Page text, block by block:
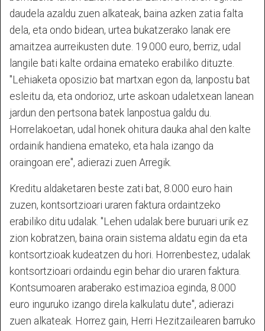
daudela azaldu zuen alkateak, baina azken zatia falta
dela, eta ondo bidean, urtea bukatzerako lanak ere
amaitzea aurreikusten dute. 19.000 euro, berriz, udal
langile bati kalte ordaina emateko erabiliko dituzte.
"Lehiaketa oposizio bat martxan egon da, lanpostu bat
esleitu da, eta ondorioz, urte askoan udaletxean lanean
jardun den pertsona batek lanpostua galdu du.
Horrelakoetan, udal honek ohitura dauka ahal den kalte
ordainik handiena emateko, eta hala izango da
oraingoan ere", adierazi zuen Arregik.
Kreditu aldaketaren beste zati bat, 8.000 euro hain
zuzen, kontsortzioari uraren faktura ordaintzeko
erabiliko ditu udalak. "Lehen udalak bere buruari urik ez
zion kobratzen, baina orain sistema aldatu egin da eta
kontsortzioak kudeatzen du hori. Horrenbestez, udalak
kontsortzioari ordaindu egin behar dio uraren faktura.
Kontsumoaren araberako estimazioa eginda, 8.000
euro inguruko izango direla kalkulatu dute", adierazi
zuen alkateak. Horrez gain, Herri Hezitzailearen barruko